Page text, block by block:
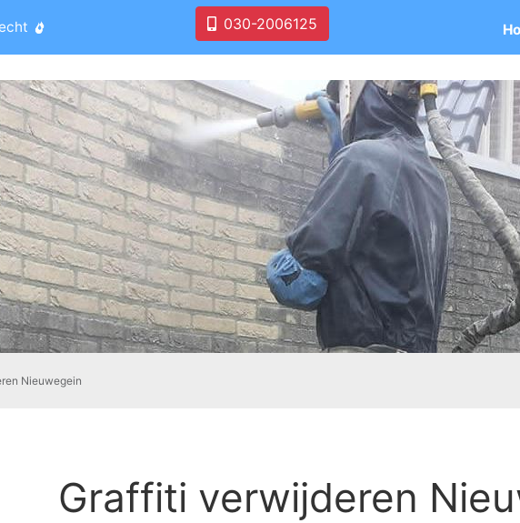
030-2006125
Nieuwegein
Graffiti verwijderen